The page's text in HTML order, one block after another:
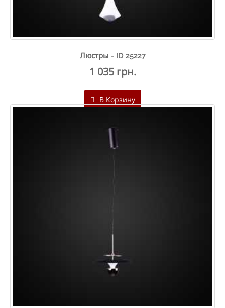
Люстры - ID 25227
1 035 грн.
В Корзину